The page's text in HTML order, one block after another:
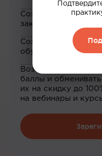
Сохранение
закладки
Сохранение
обучению
Возможность
баллы и обменивать
их на скидку до
на вебинары и